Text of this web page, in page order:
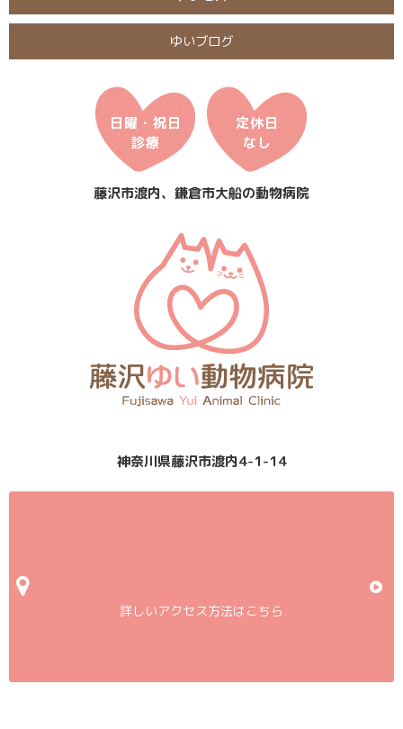
ゆいブログ
日曜・祝日
診療
定休日
なし
藤沢市渡内、鎌倉市大船の動物病院
神奈川県藤沢市渡内4-1-14
詳しいアクセス方法はこちら